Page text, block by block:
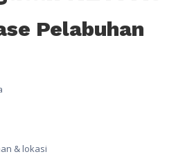
Pelabuhan
& lokasi